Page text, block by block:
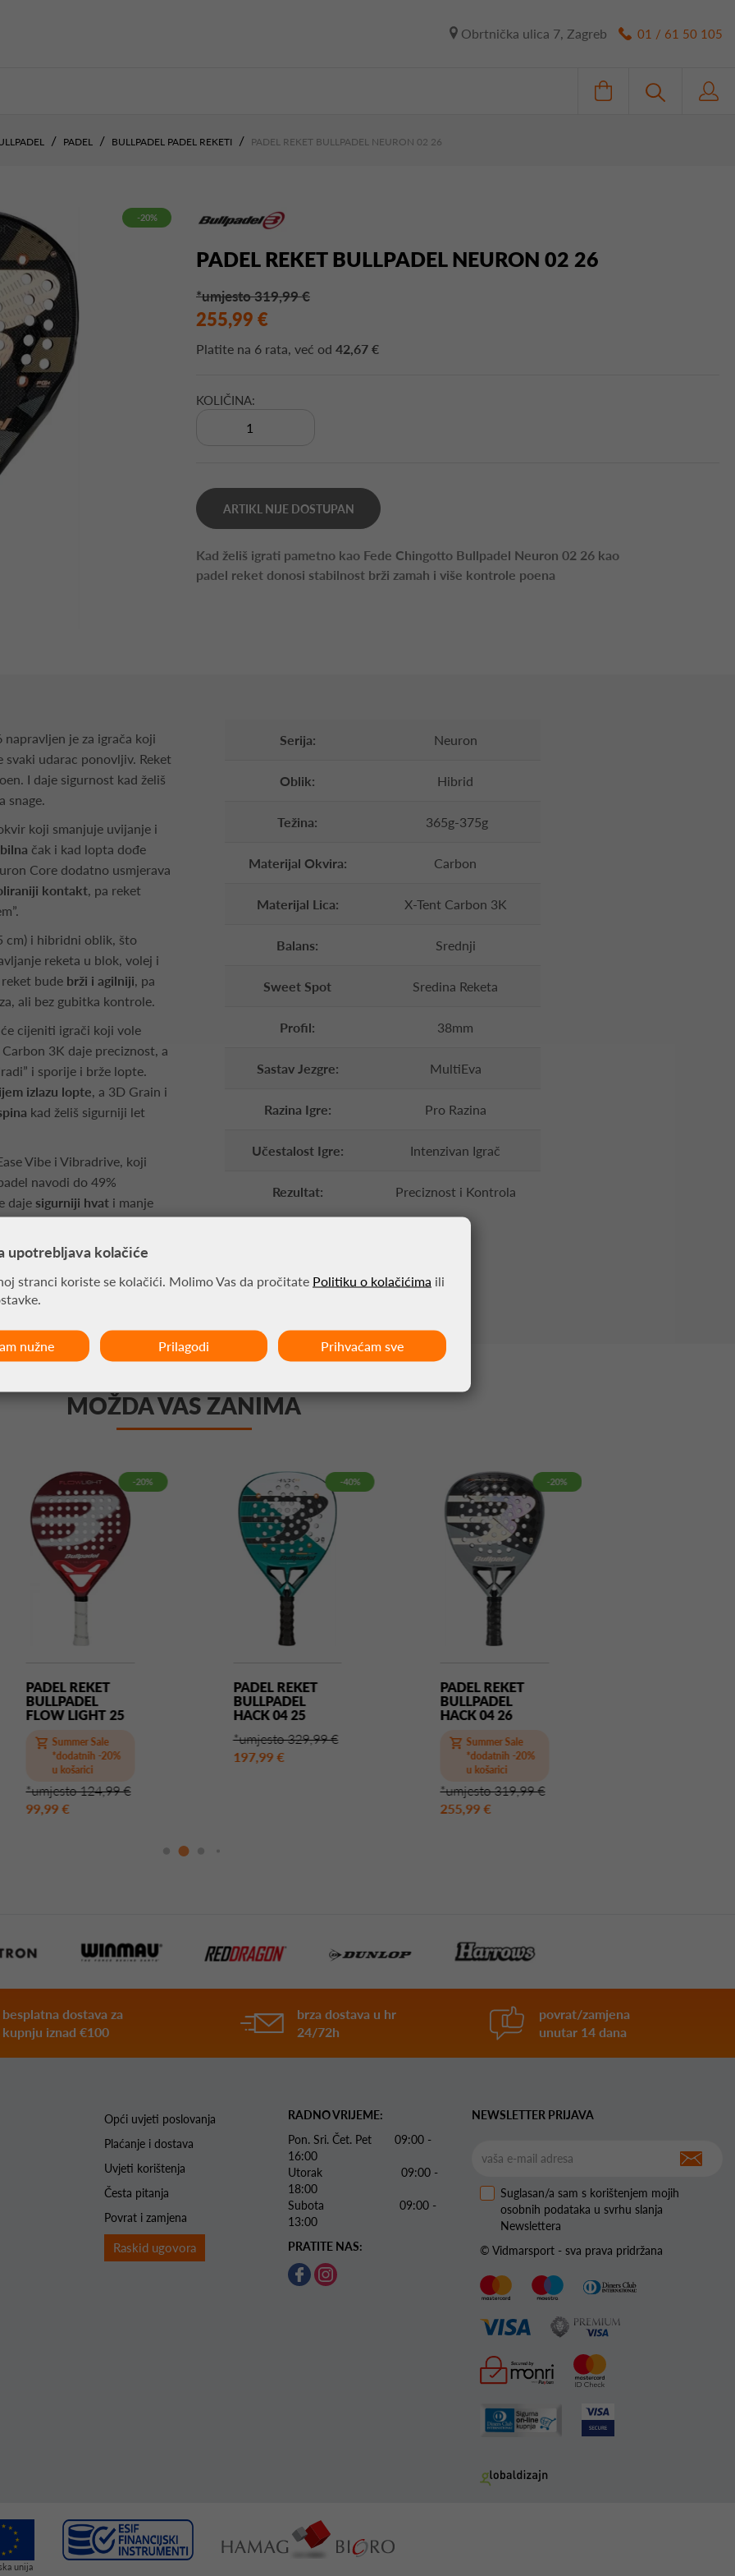
Obrtnička ulica 7, Zagreb 01 / 61 50 105
PADEL BULLPADEL PADEL REKETI PADEL REKET BULLPADEL NEURON 02 26
-20%
PADEL REKET BULLPADEL NEURON 02 26
*umjesto 319,99 €
255,99 €
Platite na 6 rata, već od 42,67 €
KOLIČINA:
ARTIKL NIJE DOSTUPAN
Kad želiš igrati pametno kao Fede Chingotto Bullpadel Neuron 02 26 kao
padel reket donosi stabilnost brži zamah i više kontrole poena
je za igrača koji
svaki udarac ponovljiv. Reket
I daje sigurnost kad želiš
snage.
koji smanjuje uvijanje i
čak i kad lopta dođe
Core dodatno usmjerava
kontakt, pa reket
cm) i hibridni oblik, što
reketa u blok, volej i
bude brži i agilniji, pa
ali bez gubitka kontrole.
cijeniti igrači koji vole
3K daje preciznost, a
i sporije i brže lopte.
izlazu lopte, a 3D Grain i
kad želiš sigurniji let
Vibe i Vibradrive, koji
navodi do 49%
daje sigurniji hvat i manje
voliš fino podešavanje,
balansa i osjećaja prema
Serija: Neuron
Oblik: Hibrid
Težina: 365g-375g
Materijal Okvira: Carbon
Materijal Lica: X-Tent Carbon 3K
Balans: Srednji
Sweet Spot Sredina Reketa
Profil: 38mm
Sastav Jezgre: MultiEva
Razina Igre: Pro Razina
Učestalost Igre: Intenzivan Igrač
Rezultat: Preciznost i Kontrola
MOŽDA VAS ZANIMA
-20%
PADEL REKET
BULLPADEL
FLOW LIGHT 25
Summer Sale
*dodatnih -20%
u košarici
*umjesto 124,99 €
99,99 €
-40%
PADEL REKET
BULLPADEL
HACK 04 25
*umjesto 329,99 €
197,99 €
-20%
PADEL REKET
BULLPADEL
HACK 04 26
Summer Sale
*dodatnih -20%
u košarici
*umjesto 319,99 €
255,99 €
besplatna dostava za
kupnju iznad €100
brza dostava u hr
24/72h
povrat/zamjena
unutar 14 dana
Opći uvjeti poslovanja
Plaćanje i dostava
Uvjeti korištenja
Česta pitanja
Povrat i zamjena
Raskid ugovora
RADNO VRIJEME:
Pon. Sri. Čet. Pet 09:00 -
16:00
Utorak 09:00 -
18:00
Subota 09:00 -
13:00
PRATITE NAS:
NEWSLETTER PRIJAVA
Suglasan/a sam s korištenjem mojih
osobnih podataka u svrhu slanja
Newslettera
© Vidmarsport - sva prava pridržana
upotrebljava kolačiće
stranci koriste se kolačići. Molimo Vas da pročitate Politiku o kolačićima ili
nužne Prilagodi Prihvaćam sve